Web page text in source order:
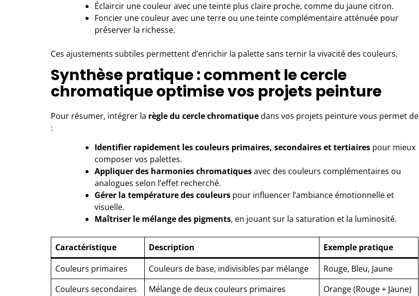
Éclaircir une couleur avec une teinte plus claire proche, comme du jaune citron.
Foncier une couleur avec une terre ou une teinte complémentaire atténuée pour
préserver la richesse.
Ces ajustements subtiles permettent d’enrichir la palette sans ternir la vivacité des couleurs.
Synthèse pratique : comment le cercle
chromatique optimise vos projets peinture
Pour résumer, intégrer la règle du cercle chromatiquedans vos projets peinture vous permet de
:
Identifier rapidement les couleurs primaires, secondaires et tertiaires pour mieux
composer vos palettes.
Appliquer des harmonies chromatiquesavec des couleurs complémentaires ou
analogues selon l’effet recherché.
Gérer la température des couleurs pour influencer l’ambiance émotionnelle et
visuelle.
Maîtriser le mélange des pigments, en jouant sur la saturation et la luminosité.
Caractéristique Description
Exemple pratique
Couleurs primaires
Couleurs de base, indivisibles par mélange
Rouge, Bleu, Jaune
Couleurs secondaires
Mélange de deux couleurs primaires Orange (Rouge + Jaune)